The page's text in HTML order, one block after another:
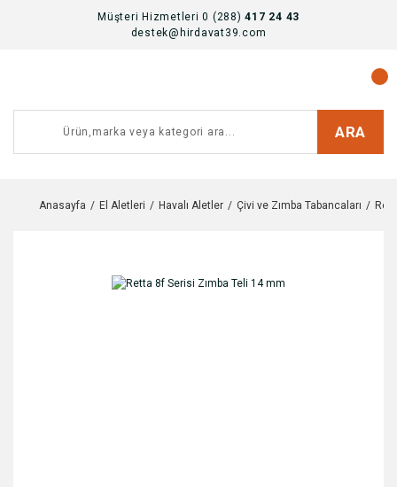
Müşteri Hizmetleri 0 (288)417 24 43
destek@hirdavat39.com
ARA
Anasayfa El Aletleri Havalı Aletler Çivi ve Zımba Tabancaları